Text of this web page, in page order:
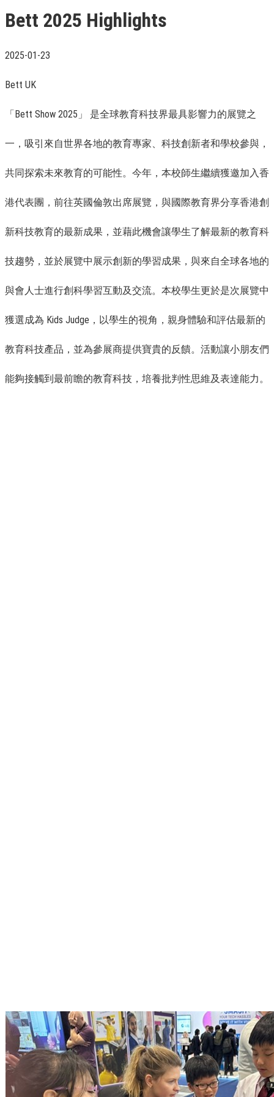
Bett 2025 Highlights
2025-01-23
Bett UK
「Bett Show 2025」 是全球教育科技界最具影響力的展覽之
一，吸引來自世界各地的教育專家、科技創新者和學校參與，
共同探索未來教育的可能性。今年，本校師生繼續獲邀加入香
港代表團，前往英國倫敦出席展覽，與國際教育界分享香港創
新科技教育的最新成果，並藉此機會讓學生了解最新的教育科
技趨勢，並於展覽中展示創新的學習成果，與來自全球各地的
與會人士進行創科學習互動及交流。本校學生更於是次展覽中
獲選成為 Kids Judge，以學生的視角，親身體驗和評估最新的
教育科技產品，並為參展商提供寶貴的反饋。活動讓小朋友們
能夠接觸到最前瞻的教育科技，培養批判性思維及表達能力。